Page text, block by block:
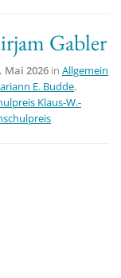
i
n
Gabler
Mai 2026 in Allgemein
E. Budde,
Klaus-W.-